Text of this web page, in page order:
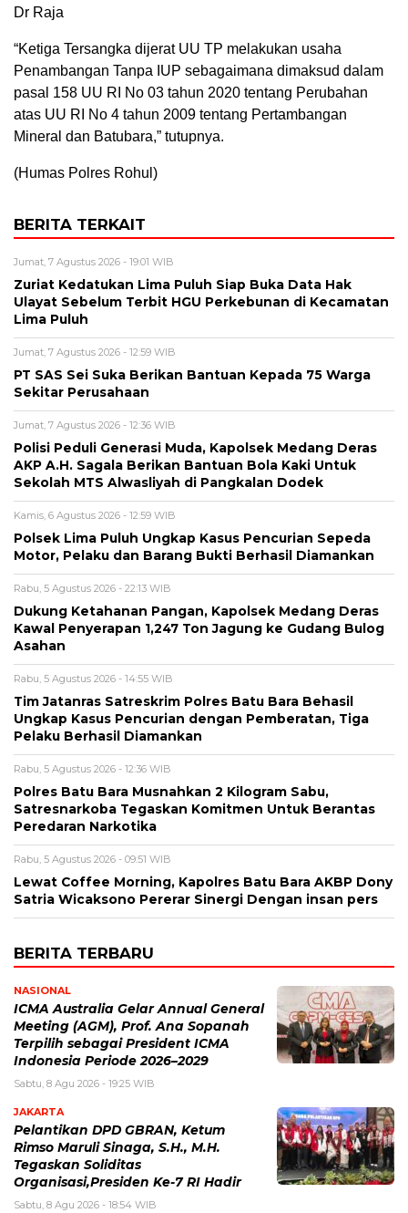
Dr Raja
“Ketiga Tersangka dijerat UU TP melakukan usaha
Penambangan Tanpa IUP sebagaimana dimaksud dalam
pasal 158 UU RI No 03 tahun 2020 tentang Perubahan
atas UU RI No 4 tahun 2009 tentang Pertambangan
Mineral dan Batubara,” tutupnya.
(Humas Polres Rohul)
BERITA TERKAIT
Jumat, 7 Agustus 2026 - 19:01 WIB
Zuriat Kedatukan Lima Puluh Siap Buka Data Hak
Ulayat Sebelum Terbit HGU Perkebunan di Kecamatan
Lima Puluh
Jumat, 7 Agustus 2026 - 12:59 WIB
PT SAS Sei Suka Berikan Bantuan Kepada 75 Warga
Sekitar Perusahaan
Jumat, 7 Agustus 2026 - 12:36 WIB
Polisi Peduli Generasi Muda, Kapolsek Medang Deras
AKP A.H. Sagala Berikan Bantuan Bola Kaki Untuk
Sekolah MTS Alwasliyah di Pangkalan Dodek
Kamis, 6 Agustus 2026 - 12:59 WIB
Polsek Lima Puluh Ungkap Kasus Pencurian Sepeda
Motor, Pelaku dan Barang Bukti Berhasil Diamankan
Rabu, 5 Agustus 2026 - 22:13 WIB
Dukung Ketahanan Pangan, Kapolsek Medang Deras
Kawal Penyerapan 1,247 Ton Jagung ke Gudang Bulog
Asahan
Rabu, 5 Agustus 2026 - 14:55 WIB
Tim Jatanras Satreskrim Polres Batu Bara Behasil
Ungkap Kasus Pencurian dengan Pemberatan, Tiga
Pelaku Berhasil Diamankan
Rabu, 5 Agustus 2026 - 12:36 WIB
Polres Batu Bara Musnahkan 2 Kilogram Sabu,
Satresnarkoba Tegaskan Komitmen Untuk Berantas
Peredaran Narkotika
Rabu, 5 Agustus 2026 - 09:51 WIB
Lewat Coffee Morning, Kapolres Batu Bara AKBP Dony
Satria Wicaksono Pererar Sinergi Dengan insan pers
BERITA TERBARU
NASIONAL
ICMA Australia Gelar Annual General
Meeting (AGM), Prof. Ana Sopanah
Terpilih sebagai President ICMA
Indonesia Periode 2026–2029
Sabtu, 8 Agu 2026 - 19:25 WIB
JAKARTA
Pelantikan DPD GBRAN, Ketum
Rimso Maruli Sinaga, S.H., M.H.
Tegaskan Soliditas
Organisasi,Presiden Ke-7 RI Hadir
Sabtu, 8 Agu 2026 - 18:54 WIB